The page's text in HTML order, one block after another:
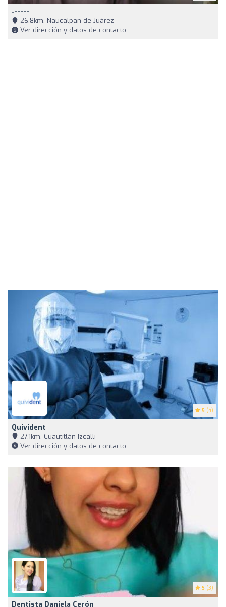
‐-----
26,8km, Naucalpan de Juárez
Ver dirección y datos de contacto
5 (4)
Quivident
27,1km, Cuautitlán Izcalli
Ver dirección y datos de contacto
5 (3)
Dentista Daniela Cerón